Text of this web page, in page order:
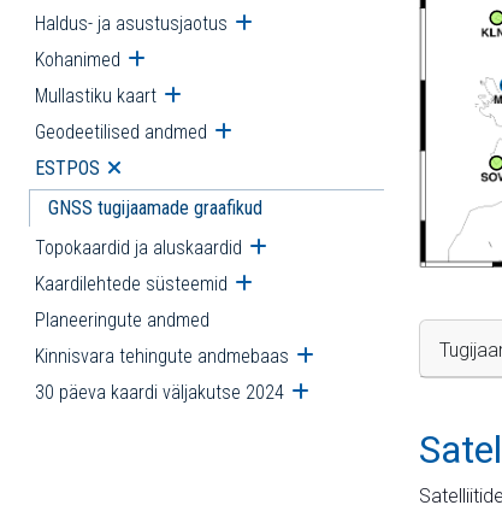
Haldus- ja asustusjaotus Ava alammenüü
Kohanimed Ava alammenüü
Mullastiku kaart Ava alammenüü
Geodeetilised andmed Ava alammenüü
ESTPOS Ava alammenüü
GNSS tugijaamade graafikud
Topokaardid ja aluskaardid Ava alammenüü
Kaardilehtede süsteemid Ava alammenüü
Planeeringute andmed
Kinnisvara tehingute andmebaas Ava alammenüü
30 päeva kaardi väljakutse 2024 Ava alammenüü